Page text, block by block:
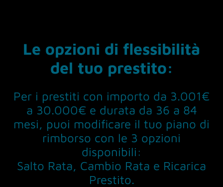
Le opzioni di flessibilità
del tuo prestito:
Per i prestiti con importo da 3.001€
a 30.000€ e durata da 36 a 84
mesi, puoi modificare il tuo piano di
rimborso con le 3 opzioni
disponibili:
Salto Rata, Cambio Rata e Ricarica
Prestito.